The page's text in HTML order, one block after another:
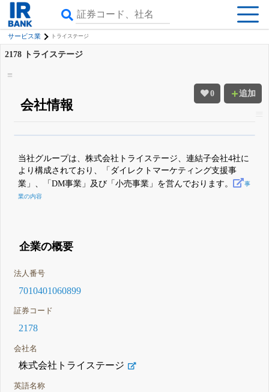
サービス業 トライステージ
0 追加
2178 トライステージ
会社情報
詳しく見られる
無料でβ版をはじめる
登録すると永久30%OFFと米株版の先行利用も付きます
当社グループは、株式会社トライステージ、連結子会社4社に
より構成されており、「ダイレクトマーケティング支援事
業」、「DM事業」及び「小売事業」を営んでおります。
事
業の内容
企業の概要
法人番号
7010401060899
証券コード
2178
会社名
株式会社トライステージ
英語名称